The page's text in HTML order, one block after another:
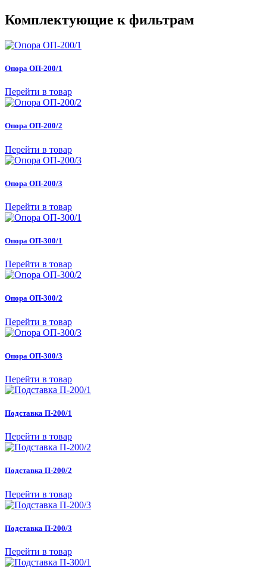
Комплектующие к фильтрам
Опора ОП-200/1
Перейти в товар
Опора ОП-200/2
Перейти в товар
Опора ОП-200/3
Перейти в товар
Опора ОП-300/1
Перейти в товар
Опора ОП-300/2
Перейти в товар
Опора ОП-300/3
Перейти в товар
Подставка П-200/1
Перейти в товар
Подставка П-200/2
Перейти в товар
Подставка П-200/3
Перейти в товар